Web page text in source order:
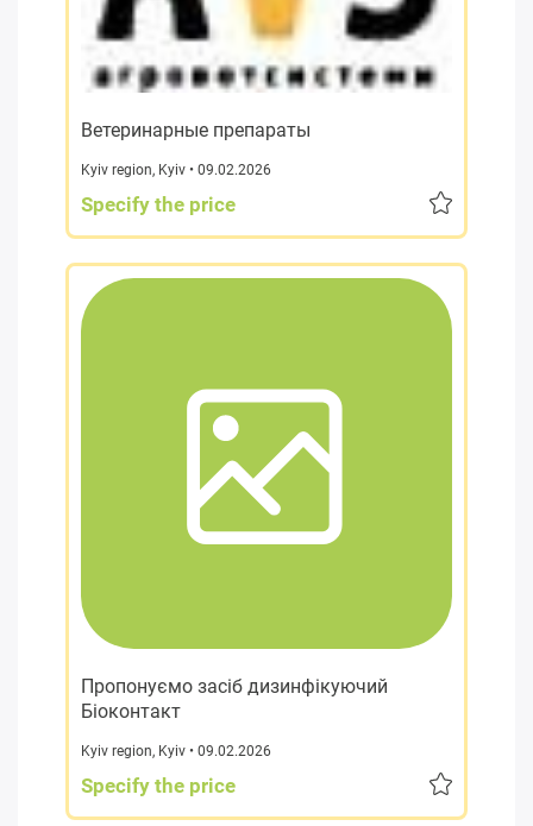
Ветеринарные препараты
Kyiv region, Kyiv • 09.02.2026
Specify the price
Пропонуємо засіб дизинфікуючий
Біоконтакт
Kyiv region, Kyiv • 09.02.2026
Specify the price